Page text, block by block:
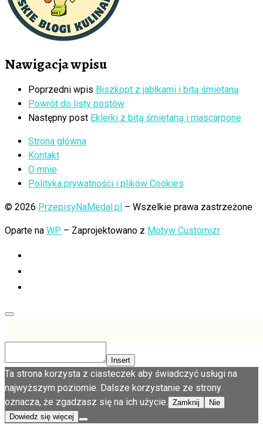
Nawigacja wpisu
Poprzedni wpis Biszkopt z jabłkami i bitą śmietaną
Powrót do listy postów
Następny post Eklerki z bitą śmietaną i mascarpone
Strona główna
Kontakt
O mnie
Polityka prywatności i plików Cookies
© 2026 PrzepisyNaMedal.pl – Wszelkie prawa zastrzeżone
Oparte na WP – Zaprojektowano z Motyw Customizr
Insert
Ta strona korzysta z ciasteczek aby świadczyć usługi na
najwyższym poziomie. Dalsze korzystanie ze strony
oznacza, że zgadzasz się na ich użycie.
Zamknij
Nie
Dowiedz się więcej